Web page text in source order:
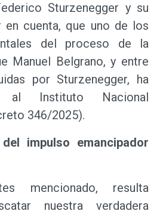
Sturzenegger y su
en cuenta, que uno de los
del proceso de la
Manuel Belgrano, y entre
por Sturzenegger, ha
al Instituto Nacional
346/2025).
impulso emancipador
mencionado, resulta
nuestra verdadera